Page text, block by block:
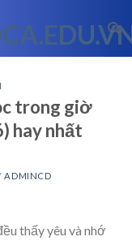
trong giờ
hay nhất
ADMINCD
thấy yêu và nhớ